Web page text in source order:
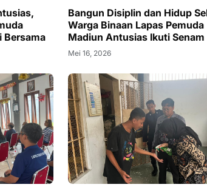
Bersama
Bangun Disiplin dan Hidup
Warga Binaan Lapas Pemuda
Madiun Antusias Ikuti Senam
Mei 16, 2026